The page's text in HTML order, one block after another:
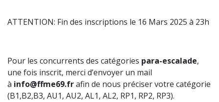
ATTENTION: Fin des inscriptions le 16 Mars 2025 à 23h
Pour les concurrents des catégories para-escalade,
une fois inscrit, merci d’envoyer un mail
à info@ffme69.frafin de nous préciser votre catégorie
(B1,B2,B3, AU1, AU2, AL1, AL2, RP1, RP2, RP3).